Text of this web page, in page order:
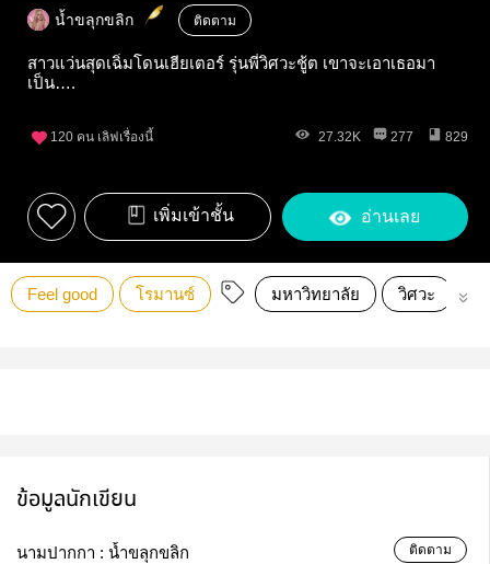
น้ำขลุกขลิก ติดตาม
สาวแว่นสุดเฉิ่มโดนเฮียเตอร์ รุ่นพี่วิศวะชู้ต เขาจะเอาเธอมา
เป็น….
120 คน เลิฟเรื่องนี้ 27.32K 277 829
เพิ่มเข้าชั้น อ่านเลย
Feel good โรมานซ์ มหาวิทยาลัย วิศวะ
ข้อมูลนักเขียน
นามปากกา : น้ำขลุกขลิก ติดตาม